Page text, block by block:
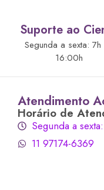
Suporte ao
Segunda a sexta: 7h
16:00h
Atendimento
Horário de
Segunda a
11 97174-6369